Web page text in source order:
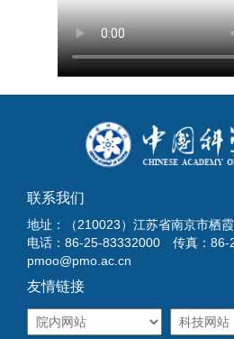
联系我们
地址：（210023）江苏省南京市栖
电话：86-25-83332000 传真：86-
pmoo@pmo.ac.cn
友情链接